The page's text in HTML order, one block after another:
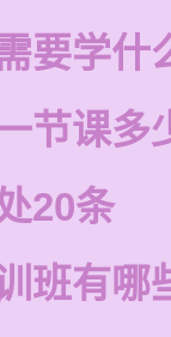
要学什
节课多
20条
班有哪